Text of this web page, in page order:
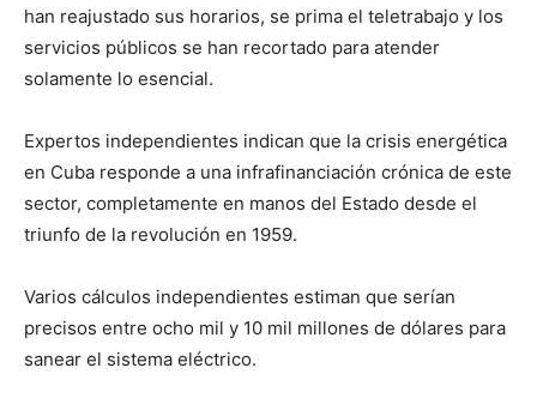
han reajustado sus horarios, se prima el teletrabajo y los
servicios públicos se han recortado para atender
solamente lo esencial.
Expertos independientes indican que la crisis energética
en Cuba responde a una infrafinanciación crónica de este
sector, completamente en manos del Estado desde el
triunfo de la revolución en 1959.
Varios cálculos independientes estiman que serían
precisos entre ocho mil y 10 mil millones de dólares para
sanear el sistema eléctrico.